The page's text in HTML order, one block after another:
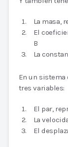
La masa,
El
B
La
En un
tres variables:
El par,
La
El